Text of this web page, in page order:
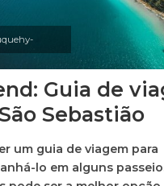
Guia de
Sebastião
um guia de viagem para
lo em alguns